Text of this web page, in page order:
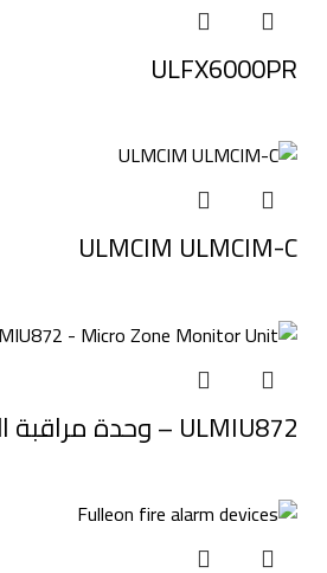
ULFX6000PR
ULMCIM ULMCIM-C
ULMIU872 – وحدة مراقبة المنطقة الدقيقة